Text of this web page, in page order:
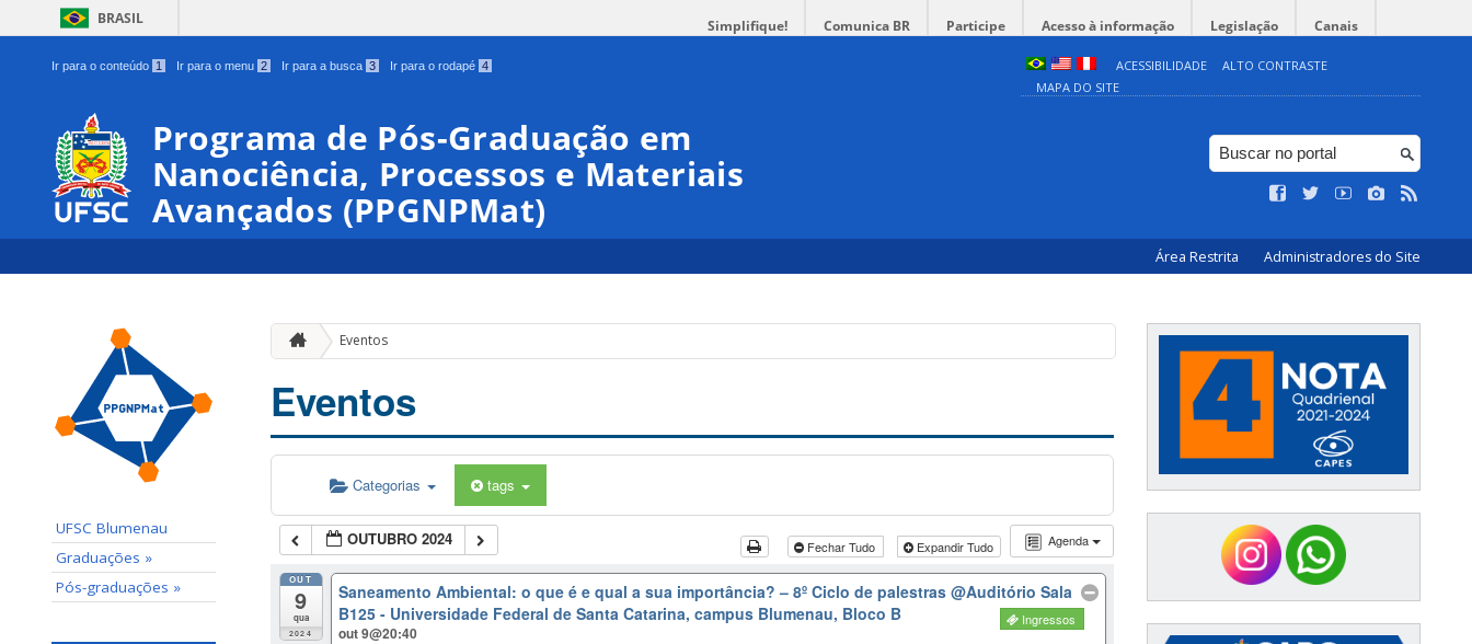
BRASIL Simplifique! Comunica BR Participe Acesso à informação Legislação Canais
Ir para o conteúdo 1 Ir para o menu 2 Ir para a busca 3 Ir para o rodapé 4 ACESSIBILIDADE
ALTO CONTRASTE
MAPA DO SITE
Programa de Pós-Graduação em
Nanociência, Processos e Materiais
Avançados (PPGNPMat)
Área Restrita Administradores do Site
UFSC Blumenau
Graduações »
Pós-graduações »
Eventos
Eventos
Categorias tags
Agenda
OUTUBRO 2024 Fechar Tudo Expandir Tudo
OUT
9
qua
2024
Saneamento Ambiental: o que é e qual a sua importância? – 8º Ciclo de palestras @Auditório Sala
B125 - Universidade Federal de Santa Catarina, campus Blumenau, Bloco B
Ingressos
out 9@20:40